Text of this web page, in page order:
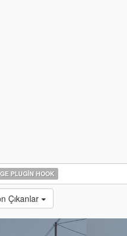
PLUGIN HOOK
Çıkanlar